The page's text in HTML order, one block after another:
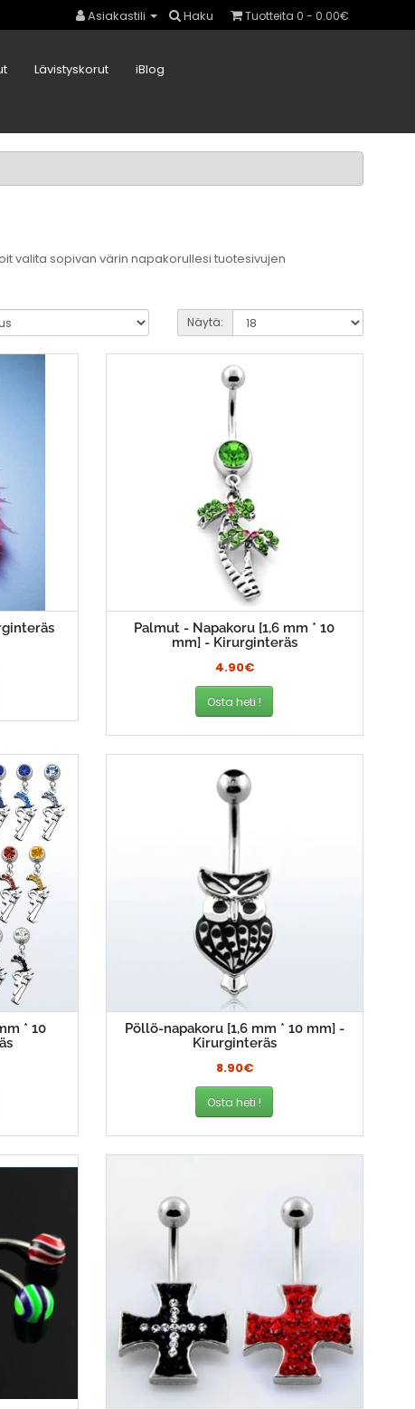
Asiakastili Haku Tuotteita 0 - 0.00€
Lävistyskorut iBlog
valita sopivan värin napakorullesi tuotesivujen
Näytä:
Palmut - Napakoru [1,6 mm * 10
mm] - Kirurginteräs
4.90€
Osta heti !
* 10
Pöllö-napakoru [1,6 mm * 10 mm] -
Kirurginteräs
8.90€
Osta heti !